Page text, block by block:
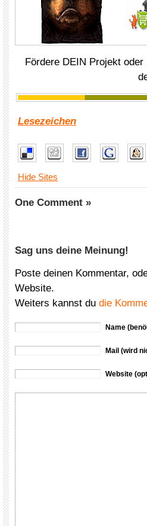
Fördere DEIN Projekt
Lesezeichen
Hide Sites
One Comment »
Sag uns deine Meinung!
Poste deinen Kommentar,
Website.
Weiters kannst du die
Name
Mail (wird
Website